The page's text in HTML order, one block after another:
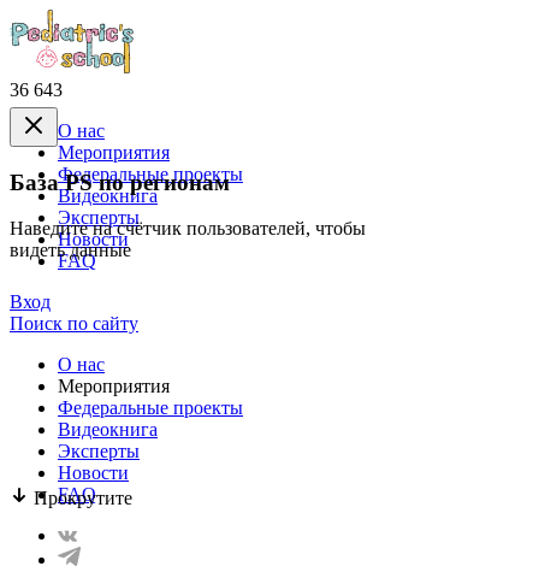
36 643
База PS по регионам
Наведите на счётчик пользователей, чтобы
видеть данные
Прокрутите
О нас
Mероприятия
Федеральные проекты
Видеокнига
Эксперты
Новости
FAQ
Вход
Поиск по сайту
О нас
Mероприятия
Федеральные проекты
Видеокнига
Эксперты
Новости
FAQ